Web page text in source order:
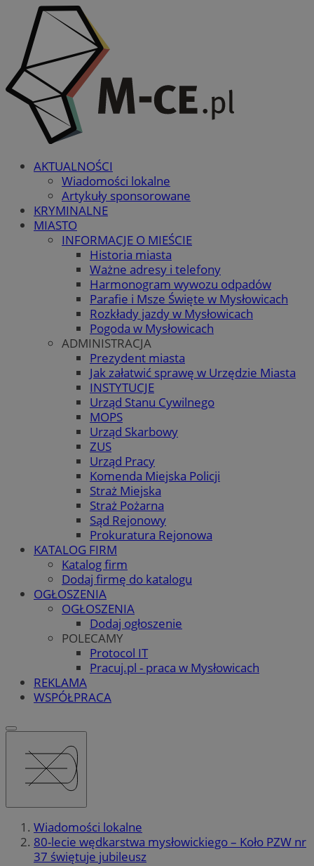
AKTUALNOŚCI
Wiadomości lokalne
Artykuły sponsorowane
KRYMINALNE
MIASTO
INFORMACJE O MIEŚCIE
Historia miasta
Ważne adresy i telefony
Harmonogram wywozu odpadów
Parafie i Msze Święte w Mysłowicach
Rozkłady jazdy w Mysłowicach
Pogoda w Mysłowicach
ADMINISTRACJA
Prezydent miasta
Jak załatwić sprawę w Urzędzie Miasta
INSTYTUCJE
Urząd Stanu Cywilnego
MOPS
Urząd Skarbowy
ZUS
Urząd Pracy
Komenda Miejska Policji
Straż Miejska
Straż Pożarna
Sąd Rejonowy
Prokuratura Rejonowa
KATALOG FIRM
Katalog firm
Dodaj firmę do katalogu
OGŁOSZENIA
OGŁOSZENIA
Dodaj ogłoszenie
POLECAMY
Protocol IT
Pracuj.pl - praca w Mysłowicach
REKLAMA
WSPÓŁPRACA
Wiadomości lokalne
80-lecie wędkarstwa mysłowickiego – Koło PZW nr
37 świętuje jubileusz